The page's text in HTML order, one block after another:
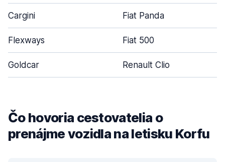
Cargini Fiat Panda
Flexways Fiat 500
Goldcar Renault Clio
Čo hovoria cestovatelia o
prenájme vozidla na letisku Korfu